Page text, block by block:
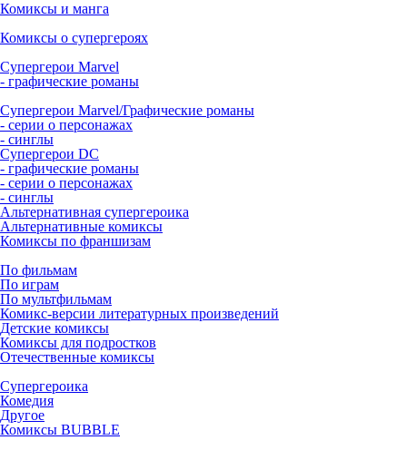
Комиксы и манга
Комиксы о супергероях
Супергерои Marvel
- графические романы
Супергерои Marvel/Графические романы
- серии о персонажах
- синглы
Супергерои DC
- графические романы
- серии о персонажах
- синглы
Альтернативная супергероика
Альтернативные комиксы
Комиксы по франшизам
По фильмам
По играм
По мультфильмам
Комикс-версии литературных произведений
Детские комиксы
Комиксы для подростков
Отечественные комиксы
Супергероика
Комедия
Другое
Комиксы BUBBLE